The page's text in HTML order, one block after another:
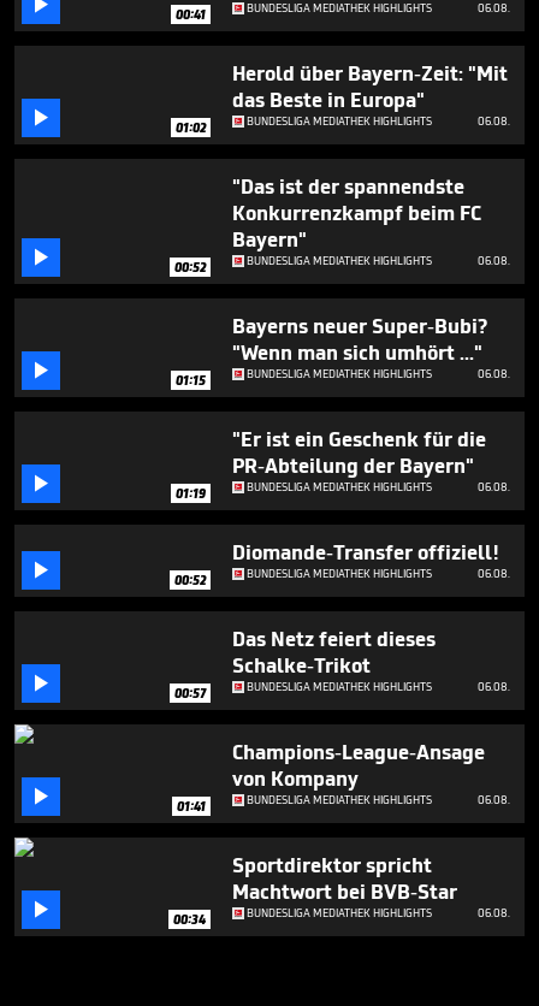
minute,
2
seconds
00:41 BUNDESLIGA MEDIATHEK HIGHLIGHTS 06.08.
 01:02
Herold über Bayern-Zeit: "Mit
das Beste in Europa"
BUNDESLIGA MEDIATHEK HIGHLIGHTS 06.08.
 00:52
"Das ist der spannendste
Konkurrenzkampf beim FC
Bayern"
BUNDESLIGA MEDIATHEK HIGHLIGHTS 06.08.
 01:15
Bayerns neuer Super-Bubi?
"Wenn man sich umhört ..."
BUNDESLIGA MEDIATHEK HIGHLIGHTS 06.08.
 01:19
"Er ist ein Geschenk für die
PR-Abteilung der Bayern"
BUNDESLIGA MEDIATHEK HIGHLIGHTS 06.08.
 00:52
Diomande-Transfer offiziell!
BUNDESLIGA MEDIATHEK HIGHLIGHTS 06.08.
 00:57
Das Netz feiert dieses
Schalke-Trikot
BUNDESLIGA MEDIATHEK HIGHLIGHTS 06.08.
 01:41
Champions-League-Ansage
von Kompany
BUNDESLIGA MEDIATHEK HIGHLIGHTS 06.08.
 00:34
Sportdirektor spricht
Machtwort bei BVB-Star
BUNDESLIGA MEDIATHEK HIGHLIGHTS 06.08.